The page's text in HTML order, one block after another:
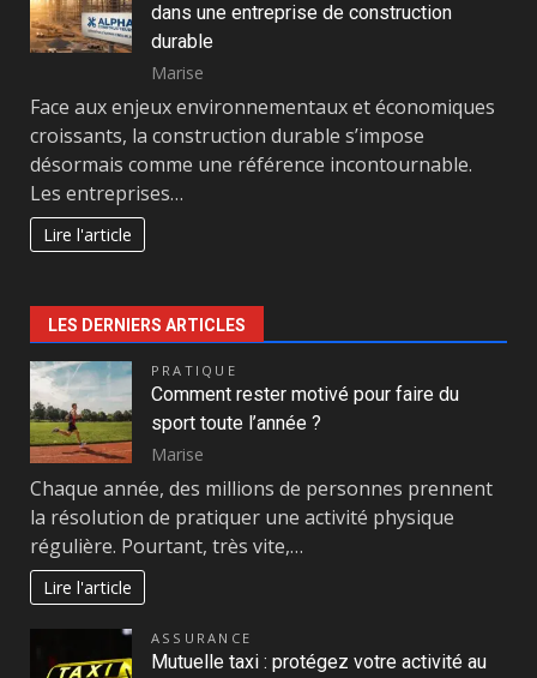
dans une entreprise de construction
durable
Marise
Face aux enjeux environnementaux et économiques
croissants, la construction durable s’impose
désormais comme une référence incontournable.
Les entreprises…
Lire l'article
LES DERNIERS ARTICLES
PRATIQUE
Comment rester motivé pour faire du
sport toute l’année ?
Marise
Chaque année, des millions de personnes prennent
la résolution de pratiquer une activité physique
régulière. Pourtant, très vite,…
Lire l'article
ASSURANCE
Mutuelle taxi : protégez votre activité au